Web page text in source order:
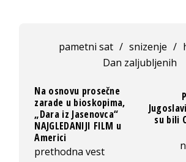
pametni sat / snizenje /
Dan zaljubljenih
Na osnovu prosečne
zarade u bioskopima,
„Dara iz Jasenovca“
NAJGLEDANIJI FILM u
Americi
prethodna vest
su bili